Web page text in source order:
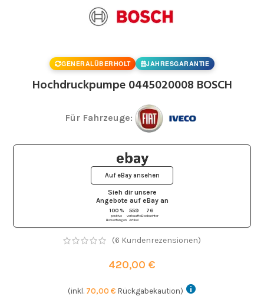
GENERALÜBERHOLT JAHRESGARANTIE
Hochdruckpumpe 0445020008 BOSCH
Für Fahrzeuge:
Sieh dir unsere
Angebote auf eBayan
100 %
positive
Bewertungen
559
verkaufte
Artikel
76
Beobachter
Auf eBay ansehen
(6 Kundenrezensionen)
420,00 €
(inkl. 70,00 € Rückgabekaution)